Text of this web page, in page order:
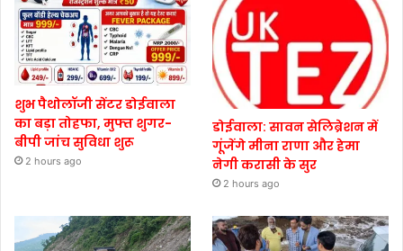
शुभ पैथोलॉजी सेंटर डोईवाला
का बड़ा तोहफा, मुफ्त शुगर-
बीपी जांच सुविधा शुरू
2 hours ago
डोईवाला: सावन सेलिब्रेशन में
गूंजेंगे मीना राणा और हेमा
नेगी करासी के सुर
2 hours ago